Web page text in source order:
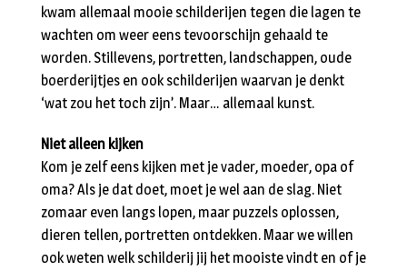
kwam allemaal mooie schilderijen tegen die lagen te
wachten om weer eens tevoorschijn gehaald te
worden. Stillevens, portretten, landschappen, oude
boerderijtjes en ook schilderijen waarvan je denkt
‘wat zou het toch zijn’. Maar… allemaal kunst.
Niet alleen kijken
Kom je zelf eens kijken met je vader, moeder, opa of
oma? Als je dat doet, moet je wel aan de slag. Niet
zomaar even langs lopen, maar puzzels oplossen,
dieren tellen, portretten ontdekken. Maar we willen
ook weten welk schilderij jij het mooiste vindt en of je